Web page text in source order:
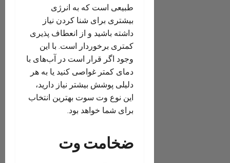
طبیعی است که به انرژی
بیشتری برای شنا کردن نیاز
داشته باشید و از انعطاف پذیری
کمتری برخوردار است. با این
وجود اگر قرار است در آب‌های با
دمای کمتر غواصی کنید یا به هر
دلیلی پوشش بیشتر نیاز دارید،
این نوع وت سوت بهترین انتخاب
برای شما خواهد بود.
ضخامت وت